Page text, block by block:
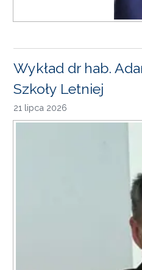
Wykład dr hab.
Szkoły Letniej
21 lipca 2026